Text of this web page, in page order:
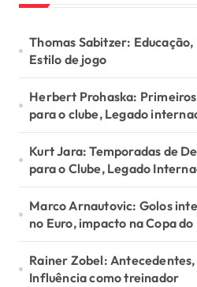
Thomas Sabitzer:
Estilo de jogo
Herbert Prohaska:
para o clube, Legado
Kurt Jara: Temporadas de
para o Clube, Legado
Marco Arnautovic: Golos
no Euro, impacto na Copa do
Rainer Zobel:
Influência como treinador